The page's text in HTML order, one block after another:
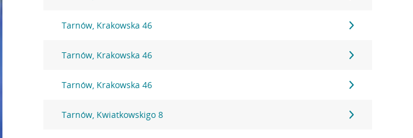
Tarnów, Krakowska 46
Tarnów, Krakowska 46
Tarnów, Krakowska 46
Tarnów, Kwiatkowskigo 8